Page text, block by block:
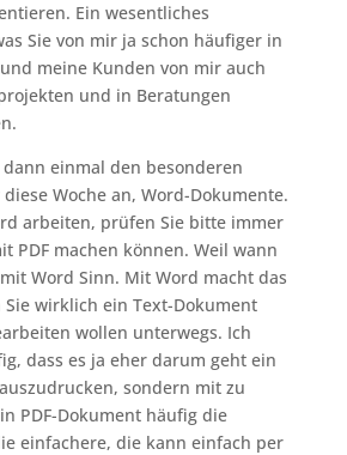
Ein wesentliches
Sie von mir ja schon häufiger in
meine Kunden von mir auch
und in Beratungen
einmal den besonderen
Woche an, Word-Dokumente.
arbeiten, prüfen Sie bitte immer
PDF machen können. Weil wann
Word Sinn. Mit Word macht das
wirklich ein Text-Dokument
wollen unterwegs. Ich
dass es ja eher darum geht ein
sondern mit zu
PDF-Dokument häufig die
einfachere, die kann einfach per